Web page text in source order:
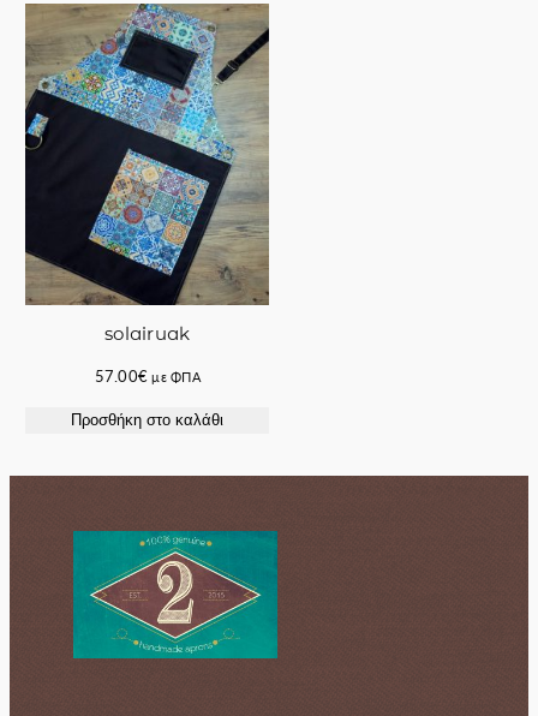
155.00€.
solairuak
57.00€ με ΦΠΑ
Προσθήκη στο καλάθι